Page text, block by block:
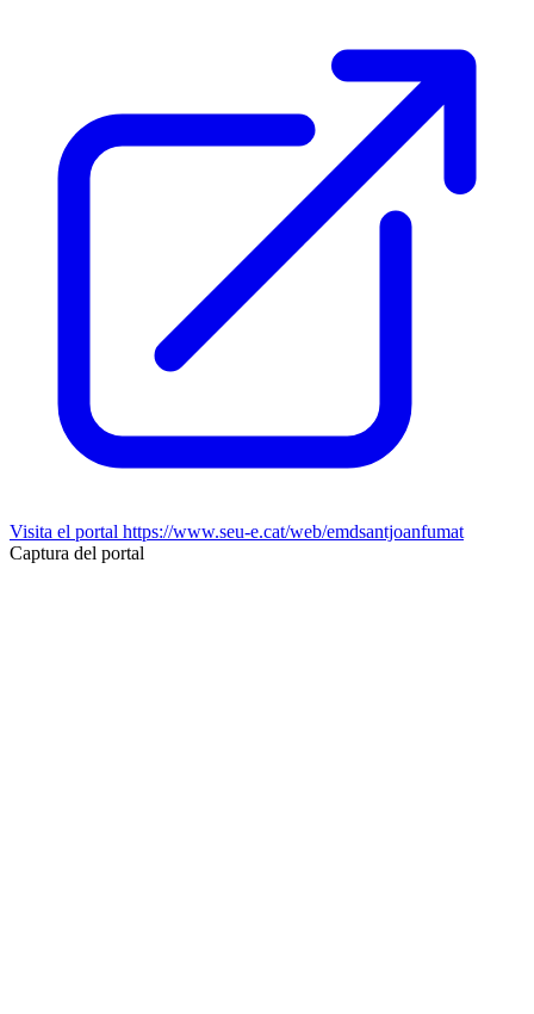
Visita el portal https://www.seu-e.cat/web/emdsantjoanfumat
Captura del portal